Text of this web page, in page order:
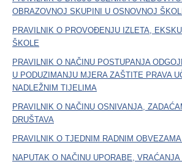
OBRAZOVNOJ SKUPINI U OSNOVNOJ ŠKOLI
PRAVILNIK O PROVOĐENJU IZLETA,
ŠKOLE
PRAVILNIK O NAČINU POSTUPANJA
U PODUZIMANJU MJERA ZAŠTITE PRAVA
NADLEŽNIM TIJELIMA
PRAVILNIK O NAČINU OSNIVANJA,
DRUŠTAVA
PRAVILNIK O TJEDNIM RADNIM
NAPUTAK O NAČINU UPORABE,